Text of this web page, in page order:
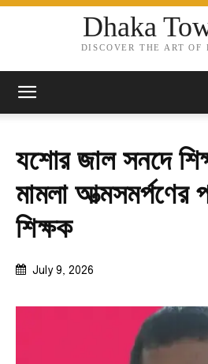
Dhaka
DISCOVER THE ART OF
যশোর জাল সনদে
মামলা আত্মসমর্পণের
শিক্ষক
July 9, 2026